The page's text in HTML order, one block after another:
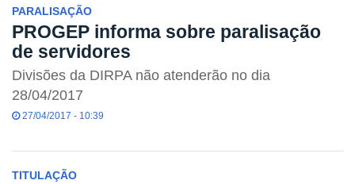
PARALISAÇÃO
PROGEP informa sobre paralisação
de servidores
Divisões da DIRPA não atenderão no dia
28/04/2017
27/04/2017 - 10:39
TITULAÇÃO